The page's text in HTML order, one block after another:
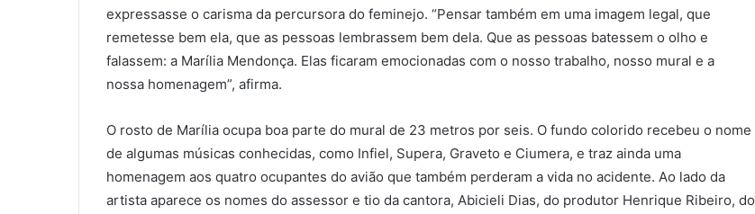
expressasse o carisma da percursora do feminejo. “Pensar também em uma imagem legal, que
remetesse bem ela, que as pessoas lembrassem bem dela. Que as pessoas batessem o olho e
falassem: a Marília Mendonça. Elas ficaram emocionadas com o nosso trabalho, nosso mural e a
nossa homenagem”, afirma.
O rosto de Marília ocupa boa parte do mural de 23 metros por seis. O fundo colorido recebeu o nome
de algumas músicas conhecidas, como Infiel, Supera, Graveto e Ciumera, e traz ainda uma
homenagem aos quatro ocupantes do avião que também perderam a vida no acidente. Ao lado da
artista aparece os nomes do assessor e tio da cantora, Abicieli Dias, do produtor Henrique Ribeiro, do